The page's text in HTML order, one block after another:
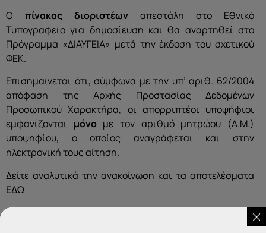
Ο πίνακας διοριστέων απεστάλη στο Εθνικό
Τυπογραφείο για δημοσίευση και θα αναρτηθεί στο
Πρόγραμμα «ΔΙΑΥΓΕΙΑ» μετά την έκδοση του σχετικού
ΦΕΚ.
Επισημαίνεται ότι, σύμφωνα με την υπ’ αριθ. 62/2004
απόφαση της Αρχής Προστασίας Δεδομένων
Προσωπικού Χαρακτήρα, οι απορριπτέοι υποψήφιοι
εμφανίζονται μόνομε τον αριθμό μητρώου (Α.Μ.)
υποψηφίου, ο οποίος αναγράφεται και στην
ηλεκτρονική τους αίτηση.
Δείτε αναλυτικά την ανακοίνωση και τα αποτελέσματα
ΕΔΩ